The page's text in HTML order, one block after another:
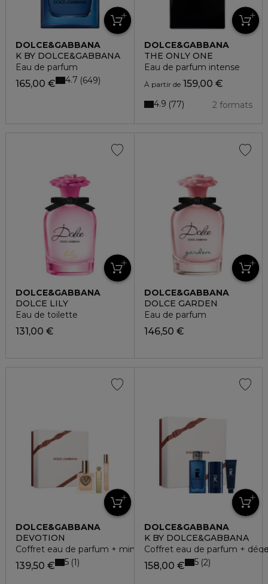
DOLCE&GABBANA
K BY DOLCE&GABBANA
Eau de parfum
165,00 € 4.7 649
DOLCE&GABBANA
THE ONLY ONE
Eau de parfum intense
À partir de159,00 €
2 formats
4.9 77
DOLCE&GABBANA
DOLCE LILY
Eau de toilette
131,00 €
DOLCE&GABBANA
DOLCE GARDEN
Eau de parfum
146,50 €
DOLCE&GABBANA
DEVOTION
Coffret eau de parfum + mini mascara + vaporisateur
139,50 € 5 1
DOLCE&GABBANA
K BY DOLCE&GABBANA
Coffret eau de parfum +
158,00 € 5 2